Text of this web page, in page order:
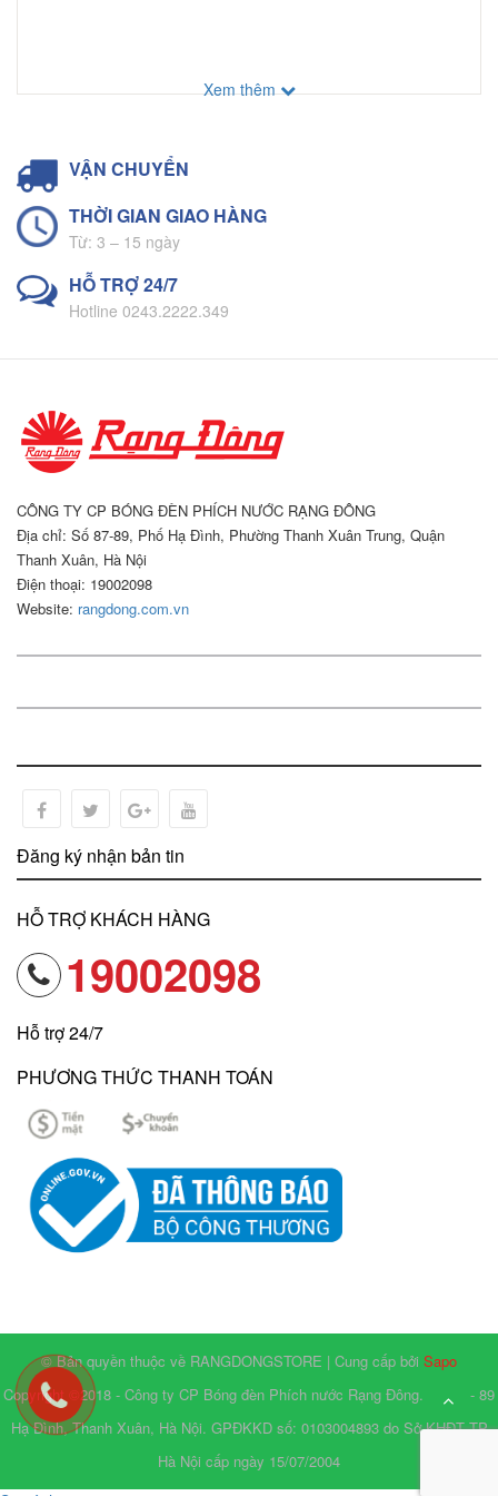
Xem thêm
VẬN CHUYỂN
THỜI GIAN GIAO HÀNG
Từ: 3 – 15 ngày
HỖ TRỢ 24/7
Hotline 0243.2222.349
CÔNG TY CP BÓNG ĐÈN PHÍCH NƯỚC RẠNG ĐÔNG
Địa chỉ: Số 87-89, Phố Hạ Đình, Phường Thanh Xuân Trung, Quận
Thanh Xuân, Hà Nội
Điện thoại: 19002098
Website: rangdong.com.vn
Đăng ký nhận bản tin
HỖ TRỢ KHÁCH HÀNG
19002098
Hỗ trợ 24/7
PHƯƠNG THỨC THANH TOÁN
© Bản quyền thuộc về RANGDONGSTORE | Cung cấp bởi Sapo
Copyright ©2018 - Công ty CP Bóng đèn Phích nước Rạng Đông. Số 87 - 89
Hạ Đình, Thanh Xuân, Hà Nội. GPĐKKD số: 0103004893 do Sở KHĐT TP
Hà Nội cấp ngày 15/07/2004